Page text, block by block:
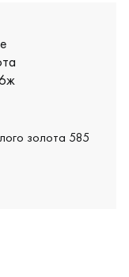
золота 585